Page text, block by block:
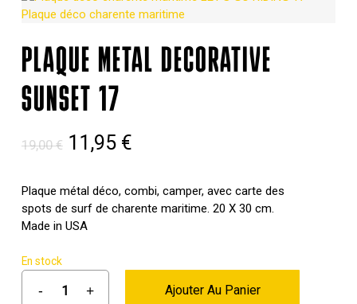
PLAQUE METAL DECORATIVE
SUNSET 17
19,00€ Le
initial
était :
19,00 €.
11,95 €Le
actuel
est :
Plaque métal déco, combi, camper, avec carte des
spots de surf de charente maritime. 20 X 30 cm.
Made in USA
En stock
Ajouter Au Panier